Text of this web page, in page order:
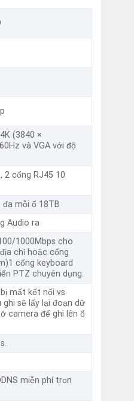
(3840 ×
và VGA với độ
2 cổng RJ45 10
đa mỗi ổ 18TB
Audio ra
1000Mbps cho
chỉ hoặc cổng
cổng keyboard
PTZ chuyên dụng.
mất kết nối vs
sẽ lấy lại đoạn dữ
camera để ghi lên ổ
miễn phí trọn